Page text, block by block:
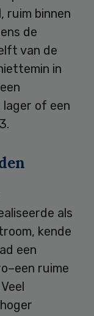
ruim binnen
de
van de
in
of een
als
kende
een
ruime